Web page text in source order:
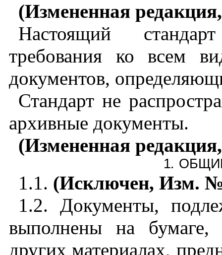
(Измененная
Настоящий
требования ко всем
документов,
Стандарт не
архивные документы.
(Измененная
1.
1.1. (Исключен, Изм.
1.2. Документы,
выполнены на бумаге,
других материалах,